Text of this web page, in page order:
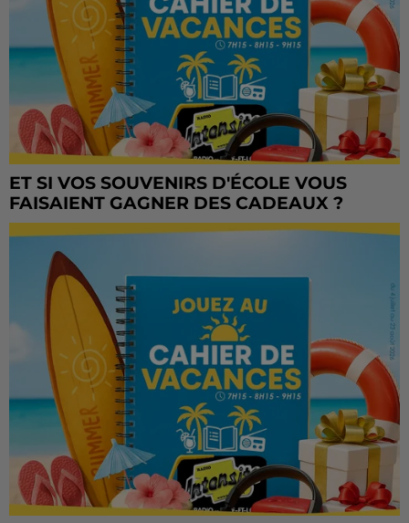
ET SI VOS SOUVENIRS D'ÉCOLE VOUS
FAISAIENT GAGNER DES CADEAUX ?